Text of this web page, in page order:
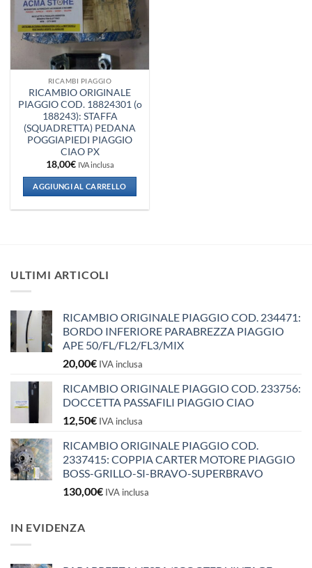
RICAMBI PIAGGIO
RICAMBIO ORIGINALE
PIAGGIO COD. 18824301 (o
188243): STAFFA
(SQUADRETTA) PEDANA
POGGIAPIEDI PIAGGIO
CIAO PX
18,00€ IVA inclusa
AGGIUNGI AL CARRELLO
ULTIMI ARTICOLI
RICAMBIO ORIGINALE PIAGGIO COD. 234471:
BORDO INFERIORE PARABREZZA PIAGGIO
APE 50/FL/FL2/FL3/MIX
20,00€ IVA inclusa
RICAMBIO ORIGINALE PIAGGIO COD. 233756:
DOCCETTA PASSAFILI PIAGGIO CIAO
12,50€ IVA inclusa
RICAMBIO ORIGINALE PIAGGIO COD.
2337415: COPPIA CARTER MOTORE PIAGGIO
BOSS-GRILLO-SI-BRAVO-SUPERBRAVO
130,00€ IVA inclusa
IN EVIDENZA